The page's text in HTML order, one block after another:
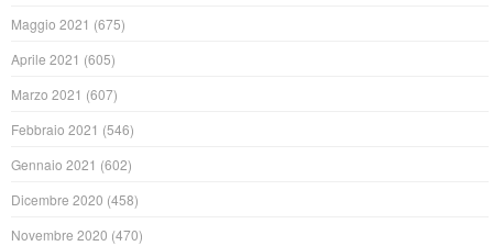
Maggio 2021 (675)
Aprile 2021 (605)
Marzo 2021 (607)
Febbraio 2021 (546)
Gennaio 2021 (602)
Dicembre 2020 (458)
Novembre 2020 (470)